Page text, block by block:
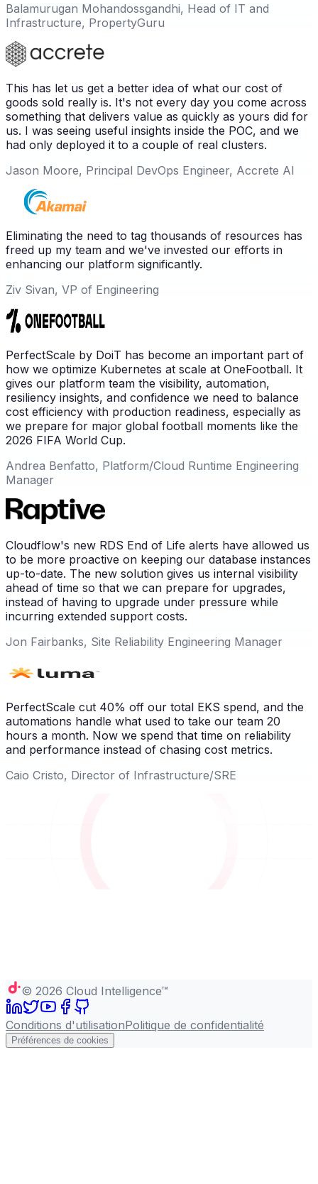
Balamurugan Mohandossgandhi, Head of IT and
Infrastructure, PropertyGuru
This has let us get a better idea of what our cost of
goods sold really is. It's not every day you come across
something that delivers value as quickly as yours did for
us. I was seeing useful insights inside the POC, and we
had only deployed it to a couple of real clusters.
Jason Moore, Principal DevOps Engineer, Accrete AI
Eliminating the need to tag thousands of resources has
freed up my team and we've invested our efforts in
enhancing our platform significantly.
Ziv Sivan, VP of Engineering
PerfectScale by DoiT has become an important part of
how we optimize Kubernetes at scale at OneFootball. It
gives our platform team the visibility, automation,
resiliency insights, and confidence we need to balance
cost efficiency with production readiness, especially as
we prepare for major global football moments like the
2026 FIFA World Cup.
Andrea Benfatto, Platform/Cloud Runtime Engineering
Manager
Cloudflow's new RDS End of Life alerts have allowed us
to be more proactive on keeping our database instances
up-to-date. The new solution gives us internal visibility
ahead of time so that we can prepare for upgrades,
instead of having to upgrade under pressure while
incurring extended support costs.
Jon Fairbanks, Site Reliability Engineering Manager
PerfectScale cut 40% off our total EKS spend, and the
automations handle what used to take our team 20
hours a month. Now we spend that time on reliability
and performance instead of chasing cost metrics.
Caio Cristo, Director of Infrastructure/SRE
© 2026 Cloud Intelligence™
Conditions d'utilisationPolitique de confidentialité
Préférences de cookies